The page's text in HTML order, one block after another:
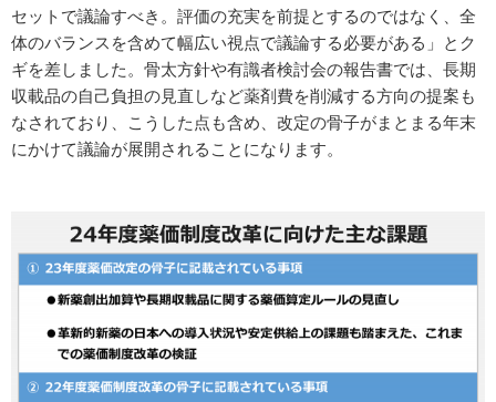
セットで議論すべき。評価の充実を前提とするのではなく、全
体のバランスを含めて幅広い視点で議論する必要がある」とク
ギを差しました。骨太方針や有識者検討会の報告書では、長期
収載品の自己負担の見直しなど薬剤費を削減する方向の提案も
なされており、こうした点も含め、改定の骨子がまとまる年末
にかけて議論が展開されることになります。